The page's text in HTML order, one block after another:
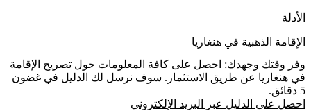
الأدلة
الإقامة الذهبية في هنغاريا
وفر وقتك وجهدك: احصل على كافة المعلومات حول تصريح الإقامة
في هنغاريا عن طريق الاستثمار. سوف نرسل لك الدليل في غضون
5 دقائق.
احصل على الدليل عبر البريد الإلكتروني